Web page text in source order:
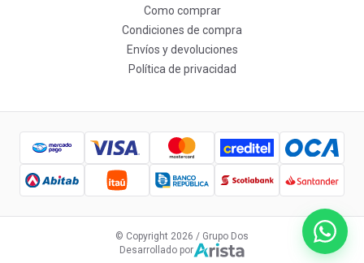
Como comprar
Condiciones de compra
Envíos y devoluciones
Política de privacidad
© Copyright 2026 / Grupo Dos
Desarrollado por